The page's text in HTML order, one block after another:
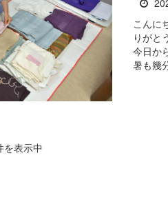
こんに
りが
今日か
暑も幾
を表示中